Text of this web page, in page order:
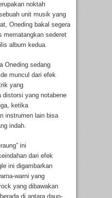
noktah
unit musik yang
Oneding bakal segera
mematangkan sederet
album kedua.
Oneding sedang
muncul dari efek
yang
distorsi yang notabene
ketika
instrumen lain bisa
indah.
ini
dari efek
ini digambarkan
warni yang
yang dibawakan
di antara daun-